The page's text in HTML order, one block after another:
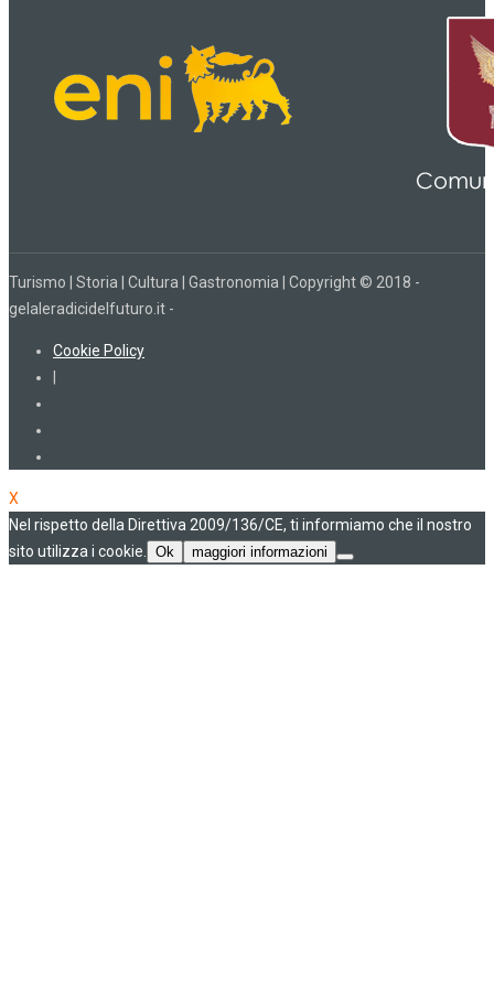
Turismo | Storia | Cultura | Gastronomia | Copyright © 2018 -
gelaleradicidelfuturo.it -
Cookie Policy
X
Nel rispetto della Direttiva 2009/136/CE, ti informiamo che il nostro
sito utilizza i cookie. Ok maggiori informazioni